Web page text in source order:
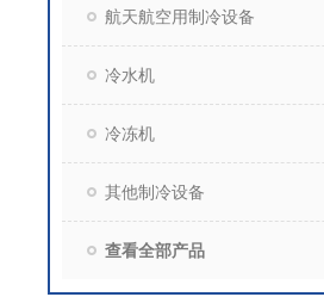
航天航空用制冷设备
冷水机
冷冻机
其他制冷设备
查看全部产品